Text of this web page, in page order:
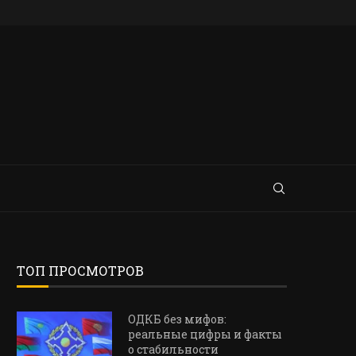
ТОП ПРОСМОТРОВ
ОДКБ без мифов:
реальные цифры и факты
о стабильности